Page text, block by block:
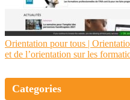
Orientation pour tous |
et de l’orientation sur les
Categories